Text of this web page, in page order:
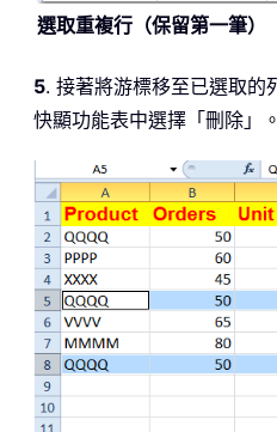
選取重複行（保留第一筆）
5. 接著將游標移至已選取的
快顯功能表中選擇「刪除」